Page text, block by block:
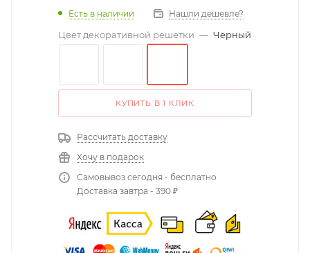
Есть в наличии Нашли дешевле?
Цвет декоративной решетки — Черный
КУПИТЬ В 1 КЛИК
Рассчитать доставку
Хочу в подарок
Самовывоз сегодня - бесплатно
Доставка завтра - 390 ₽